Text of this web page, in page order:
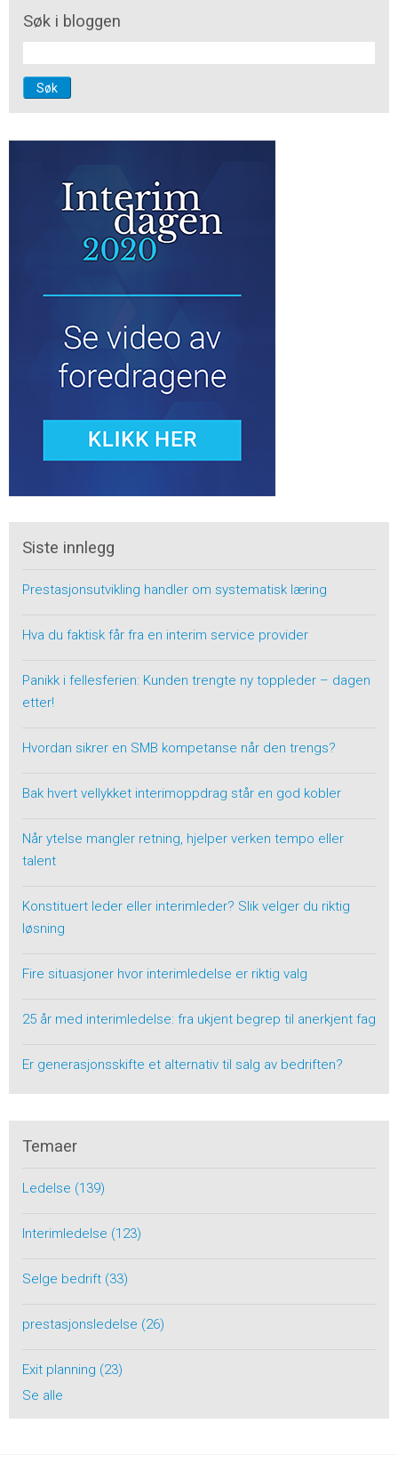
Søk i bloggen
Søk
Siste innlegg
Prestasjonsutvikling handler om systematisk læring
Hva du faktisk får fra en interim service provider
Panikk i fellesferien: Kunden trengte ny toppleder – dagen
etter!
Hvordan sikrer en SMB kompetanse når den trengs?
Bak hvert vellykket interimoppdrag står en god kobler
Når ytelse mangler retning, hjelper verken tempo eller
talent
Konstituert leder eller interimleder? Slik velger du riktig
løsning
Fire situasjoner hvor interimledelse er riktig valg
25 år med interimledelse: fra ukjent begrep til anerkjent fag
Er generasjonsskifte et alternativ til salg av bedriften?
Temaer
Ledelse (139)
Interimledelse (123)
Selge bedrift (33)
prestasjonsledelse (26)
Exit planning (23)
Se alle